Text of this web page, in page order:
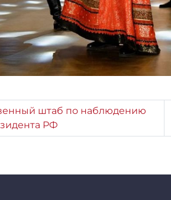
штаб по наблюдению
РФ